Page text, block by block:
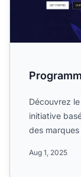
Découvrez
initiative
des
Aug 1, 2025